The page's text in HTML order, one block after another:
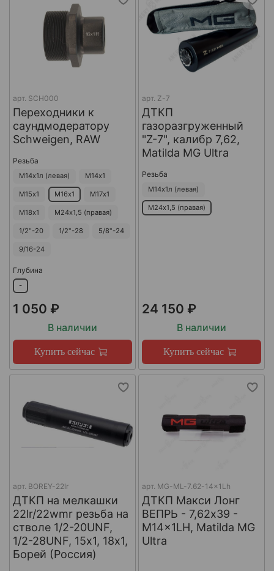
арт. SCH000
Переходники к
саундмодератору
Schweigen, RAW
Резьба
М14х1л (левая) М14х1
М15х1 М16х1 М17х1
М18х1 М24х1,5 (правая)
1/2"-20 1/2"-28 5/8"-24
9/16-24
Глубина
-
1 050 ₽
В наличии
Купить сейчас
арт. Z-7
ДТКП
газоразгруженный
"Z-7", калибр 7,62,
Matilda MG Ultra
Резьба
М14х1л (левая)
М24х1,5 (правая)
24 150 ₽
В наличии
Купить сейчас
арт. BOREY-22lr
ДТКП на мелкашки
22lr/22wmr резьба на
стволе 1/2-20UNF,
1/2-28UNF, 15х1, 18х1,
Борей (Россия)
арт. MG-ML-7.62-14x1Lh
ДТКП Макси Лонг
ВЕПРЬ - 7,62x39 -
M14x1LH, Matilda MG
Ultra